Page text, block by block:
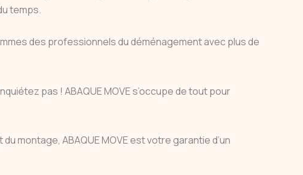
temps.
des professionnels du déménagement avec plus de
pas ! ABAQUE MOVE s’occupe de tout pour
montage, ABAQUE MOVE est votre garantie d’un